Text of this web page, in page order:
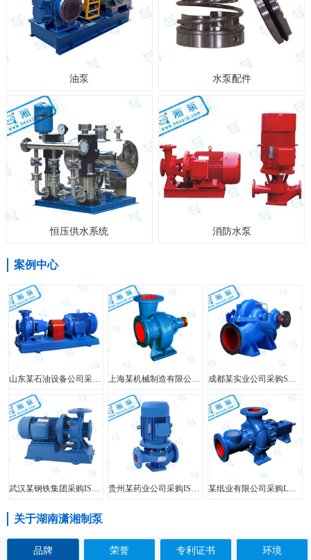
油泵 水泵配件
恒压供水系统 消防水泵
案例中心
山东某石油设备公司采购FIS型单级单吸离心泵
某纸业有限公司采购LXL型两相流无堵塞纸浆泵
关于湖南潇湘制泵
品牌 荣誉 专利证书 环境